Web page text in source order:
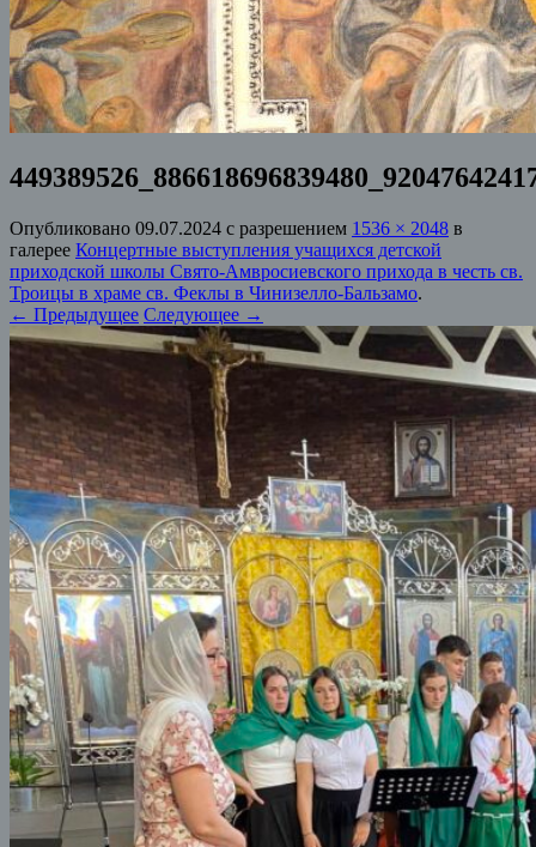
Опубликовано 09.07.2024 с разрешением 1536 × 2048 в
галерее Концертные выступления учащихся детской
приходской школы Свято-Амвросиевского прихода в честь св.
Троицы в храме св. Феклы в Чинизелло-Бальзамо.
← Предыдущее Следующее →